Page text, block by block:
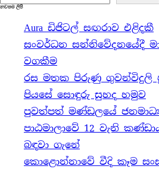
e
නවතම ලිපි
Aura ඩිජිටල් සඟරාව එළිදකී
සංවර්ධන සන්නිවේදනයේදී
වගකීම
රස මතක පිරුණු ගුවන්විදුලි
පියසේ සොඳුරු සුහද හමුව
පුවත්පත් මණ්ඩලයේ
පාඨමාලාවේ 12 වැනි
බඳවා ගැනේ
කොළොන්නාවේ වීදි කෑම